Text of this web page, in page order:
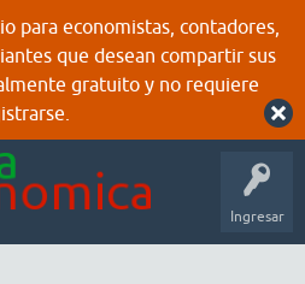
para economistas, contadores,
que desean compartir sus
gratuito y no requiere
Ingresar